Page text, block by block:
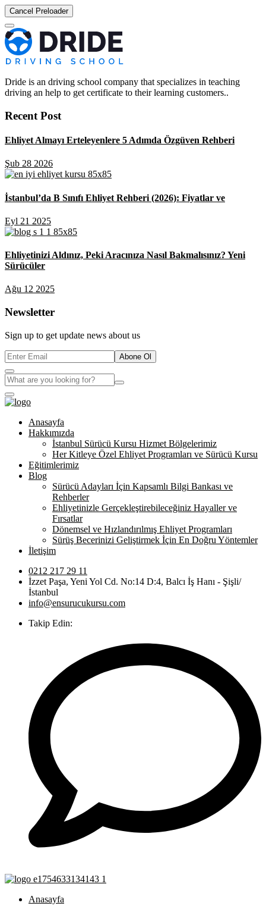
Cancel Preloader
Dride is an driving school company that specializes in teaching
driving an help to get certificate to their learning customers..
Recent Post
Ehliyet Almayı Erteleyenlere 5 Adımda Özgüven Rehberi
Şub 28 2026
İstanbul’da B Sınıfı Ehliyet Rehberi (2026): Fiyatlar ve
Eyl 21 2025
Ehliyetinizi Aldınız, Peki Aracınıza Nasıl Bakmalısınız? Yeni
Sürücüler
Ağu 12 2025
Newsletter
Sign up to get update news about us
Abone Ol
Anasayfa
Hakkımızda
İstanbul Sürücü Kursu Hizmet Bölgelerimiz
Her Kitleye Özel Ehliyet Programları ve Sürücü Kursu
Eğitimlerimiz
Blog
Sürücü Adayları İçin Kapsamlı Bilgi Bankası ve
Rehberler
Ehliyetinizle Gerçekleştirebileceğiniz Hayaller ve
Fırsatlar
Dönemsel ve Hızlandırılmış Ehliyet Programları
Sürüş Becerinizi Geliştirmek İçin En Doğru Yöntemler
İletişim
0212 217 29 11
İzzet Paşa, Yeni Yol Cd. No:14 D:4, Balcı İş Hanı - Şişli/
İstanbul
info@ensurucukursu.com
Takip Edin:
Anasayfa